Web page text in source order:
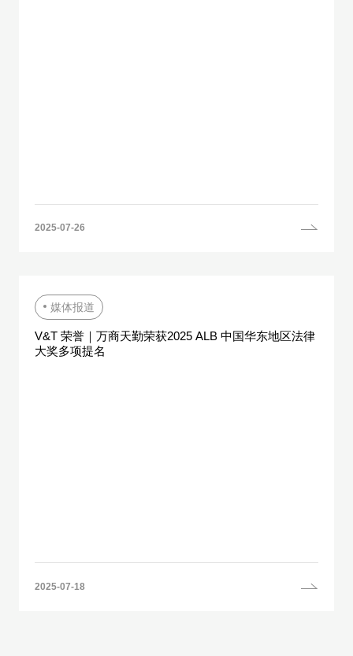
2025-07-26
媒体报道
V&T 荣誉｜万商天勤荣获2025 ALB 中国华东地区法律
大奖多项提名
2025-07-18